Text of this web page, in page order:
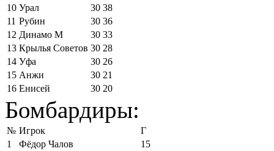
10 Урал 30 38
11 Рубин 30 36
12 Динамо М 30 33
13 Крылья Советов 30 28
14 Уфа 30 26
15 Анжи 30 21
16 Енисей 30 20
Бомбардиры:
№ Игрок
Г
1
Фёдор Чалов
15